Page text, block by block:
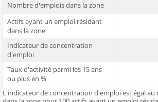
Nombre d'emplois dans la zone
Actifs ayant un emploi résidant
dans la zone
Indicateur de concentration
d'emploi
Taux d'activité parmi les 15 ans
ou plus en %
L'indicateur de concentration d'emploi est égal